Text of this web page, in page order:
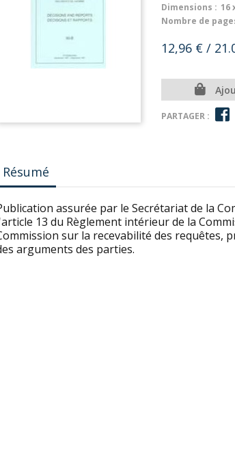
Dimensions : 16
Nombre de
12,96 € /
PARTAGER :
Résumé
assurée par le Secrétariat de la
13 du Règlement intérieur de la
sur la recevabilité des requêtes,
arguments des parties.